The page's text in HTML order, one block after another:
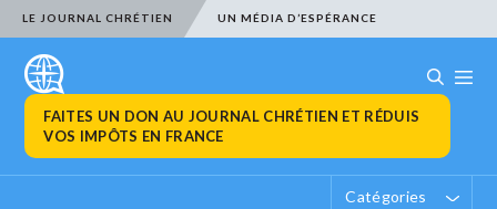
LE JOURNAL CHRÉTIEN UN MÉDIA D’ESPÉRANCE
FAITES UN DON AU JOURNAL CHRÉTIEN ET RÉDUIS
VOS IMPÔTS EN FRANCE
Catégories